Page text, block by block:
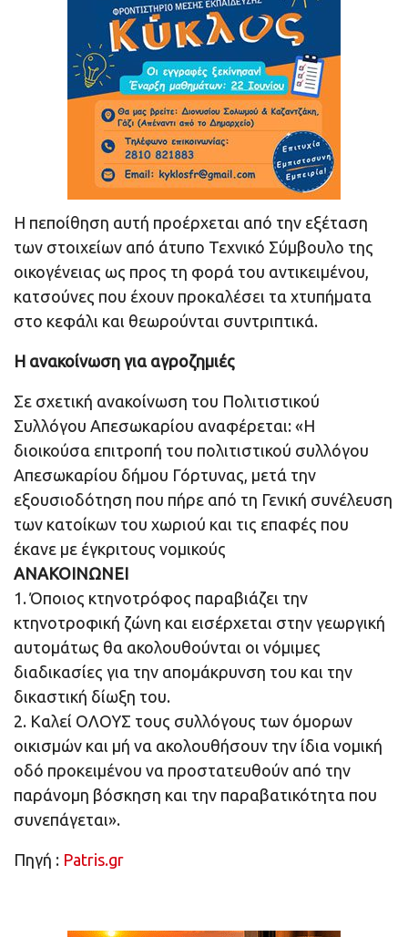
Η πεποίθηση αυτή προέρχεται από την εξέταση
των στοιχείων από άτυπο Τεχνικό Σύμβουλο της
οικογένειας ως προς τη φορά του αντικειμένου,
κατσούνες που έχουν προκαλέσει τα χτυπήματα
στο κεφάλι και θεωρούνται συντριπτικά.
Η ανακοίνωση για αγροζημιές
Σε σχετική ανακοίνωση του Πολιτιστικού
Συλλόγου Απεσωκαρίου αναφέρεται: «Η
διοικούσα επιτροπή του πολιτιστικού συλλόγου
Απεσωκαρίου δήμου Γόρτυνας, μετά την
εξουσιοδότηση που πήρε από τη Γενική συνέλευση
των κατοίκων του χωριού και τις επαφές που
έκανε με έγκριτους νομικούς
ΑΝΑΚΟΙΝΩΝΕΙ
1. Όποιος κτηνοτρόφος παραβιάζει την
κτηνοτροφική ζώνη και εισέρχεται στην γεωργική
αυτομάτως θα ακολουθούνται οι νόμιμες
διαδικασίες για την απομάκρυνση του και την
δικαστική δίωξη του.
2. Καλεί ΟΛΟΥΣ τους συλλόγους των όμορων
οικισμών και μή να ακολουθήσουν την ίδια νομική
οδό προκειμένου να προστατευθούν από την
παράνομη βόσκηση και την παραβατικότητα που
συνεπάγεται».
Πηγή : Patris.gr